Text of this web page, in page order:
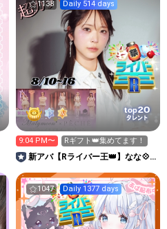
1138 Daily 514 days
top20
タレント
9:04 PM〜 Rギフト👑集めてます！
新アバ【Rライバー王👑】なな💠
1047 Daily 1377 days